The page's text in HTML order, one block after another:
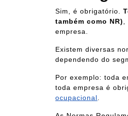
Sim, é obrigatório.
também como NR)
empresa.
Existem diversas
dependendo do
Por exemplo: toda
toda empresa é
ocupacional